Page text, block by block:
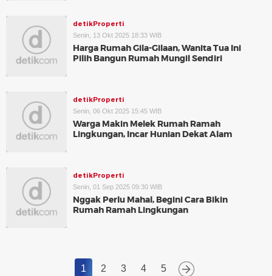
detikProperti
Senin, 13 Okt 2025 18:33 WIB
Harga Rumah Gila-Gilaan, Wanita Tua Ini
Pilih Bangun Rumah Mungil Sendiri
detikProperti
Senin, 06 Okt 2025 15:45 WIB
Warga Makin Melek Rumah Ramah
Lingkungan, Incar Hunian Dekat Alam
detikProperti
Senin, 01 Sep 2025 09:30 WIB
Nggak Perlu Mahal, Begini Cara Bikin
Rumah Ramah Lingkungan
1 2 3 4 5